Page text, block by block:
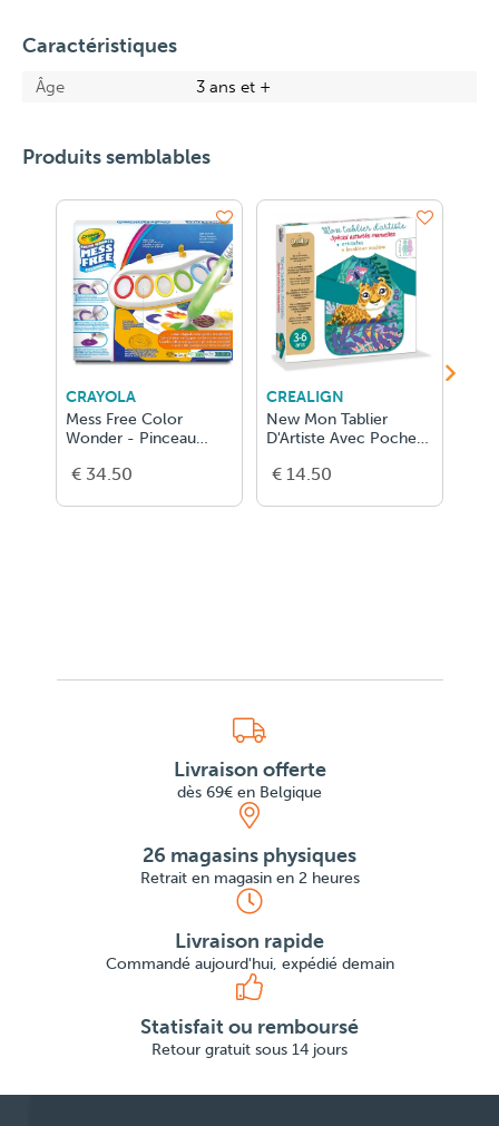
Caractéristiques
Âge 3 ans et +
Produits semblables
CRAYOLA
Mess Free Color
Wonder - Pinceau
€ 34.50
CREALIGN
New Mon Tablier
D'Artiste Avec Poche
€ 14.50
Livraison offerte
dès 69€ en Belgique
26 magasins physiques
Retrait en magasin en 2 heures
Livraison rapide
Commandé aujourd'hui, expédié demain
Statisfait ou remboursé
Retour gratuit sous 14 jours